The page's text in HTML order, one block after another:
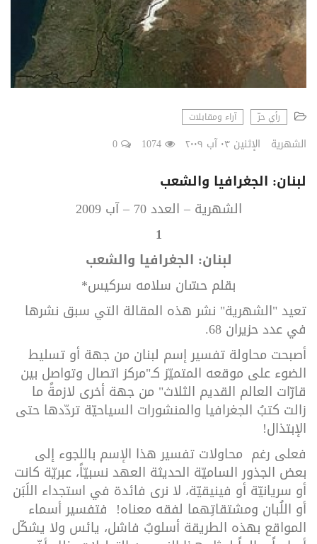
رأي حرّ آراء ومقابلات
الشهرية الإثنين ٠٣ آب ٢٠٠٩ 1074
0
لبنان: الجغرافيا والشعب
الشهرية – العدد 70 – آب 2009
1
لبنان: الجغرافيا والشعب
بقلم حسّان سلامه سركيس*
تعيد "الشهرية" نشر هذه المقالة التي سبق نشرها
في عدد حزيران 68.
أصبحت محاولة تفسير إسم لبنان من جهة أو تسليط
الضوء على موقعه المتميّز كـ"مركز اتصال وتواصل بين
قارّات العالم القديم الثلاث" من جهة أخرى لازمةً ما
زالت كتبُ الجغرافيا والمنشورات السياحيّة تردّدها حتى
الإبتذال!
فعلى رغم محاولات تفسير هذا الإسم باللجوء إلى
بعض الجذور الساميّة الحديثة العهد نسبيّاً، عبريّة كانت
أو سريانيّة أو فينيقيّة، لا نرى فائدة في استجداء اللَبَن
أو اللُبان ومشتقاتِهما لفقه معناه! فتفسير أسماء
المواقع بهذه الطريقة أسلوبٌ فاشل، يائس ولا يشكّل